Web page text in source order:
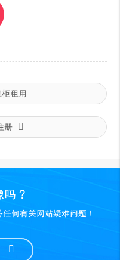
租用
册
？
何有关网站疑难问题！